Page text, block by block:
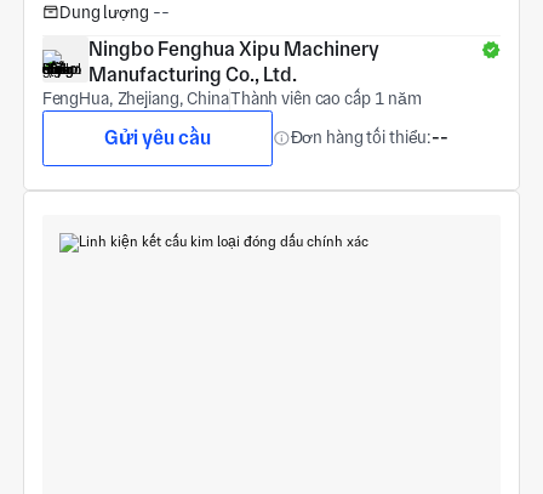
Dung lượng --
Ningbo Fenghua Xipu Machinery
Manufacturing Co., Ltd.
FengHua, Zhejiang, ChinaThành viên cao cấp 1 năm
Gửi yêu cầu Đơn hàng tối thiểu:--